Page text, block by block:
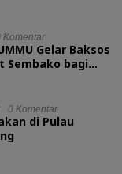
Komentar
Gelar Baksos
Sembako bagi
0 Komentar
di Pulau